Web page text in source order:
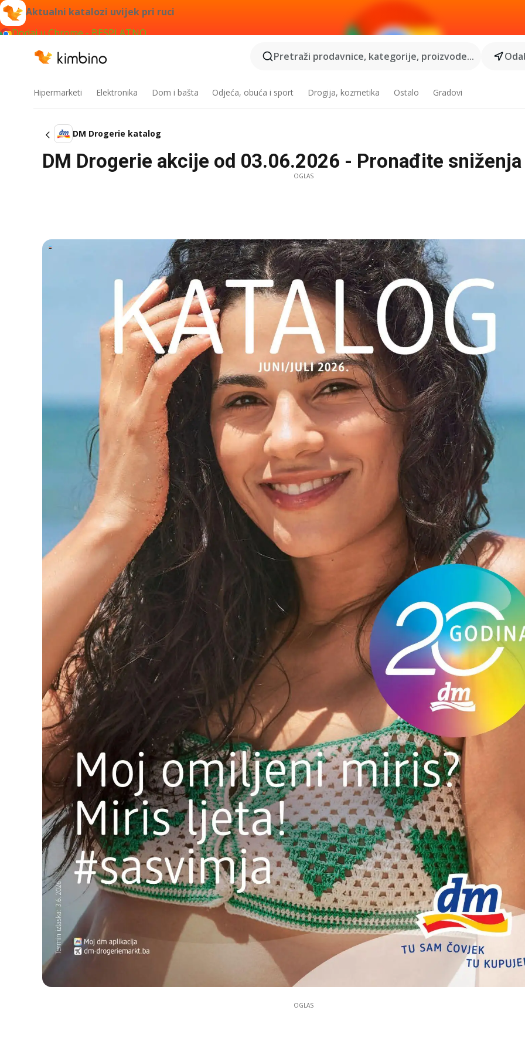
Aktualni katalozi uvijek pri ruci
Dodaj u Chrome - BESPLATNO
Pretraži prodavnice, kategorije, proizvode...
Hipermarketi Elektronika Dom i bašta Odjeća, obuća i sport Drogija, kozmetika Ostalo Gradovi
DM Drogerie katalog
DM Drogerie akcije od 03.06.2026 - Pronađite
OGLAS
OGLAS